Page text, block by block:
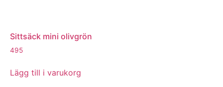
Sittsäck mini olivgrön
495
Lägg till i varukorg